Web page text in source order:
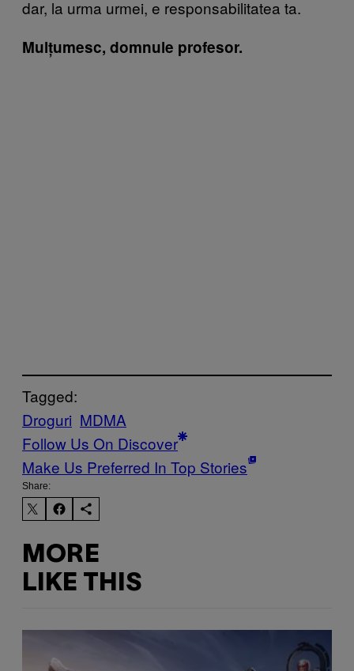
dar, la urma urmei, e responsabilitatea ta.
Mulțumesc, domnule profesor.
Tagged:
Droguri MDMA
Follow Us On Discover
Make Us Preferred In Top Stories
Share:
MORE
LIKE THIS